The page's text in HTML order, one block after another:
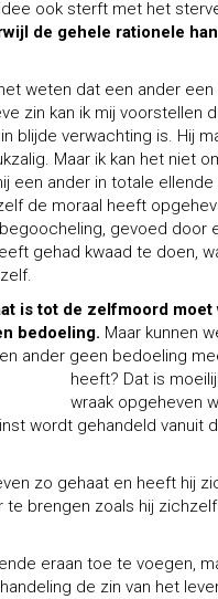
ook sterft met het
de gehele rationele
weten dat een ander
zin kan ik mij
blijde verwachting is. Hij
Maar ik kan het niet
een ander in totale
de moraal heeft
gevoed
gehad kwaad te doen,
is tot de zelfmoord
bedoeling. Maar kunnen
ander geen bedoeling
heeft? Dat is
wraak opgeheven
wordt gehandeld
zo gehaat en heeft hij
brengen zoals hij
eraan toe te voegen,
de zin van het